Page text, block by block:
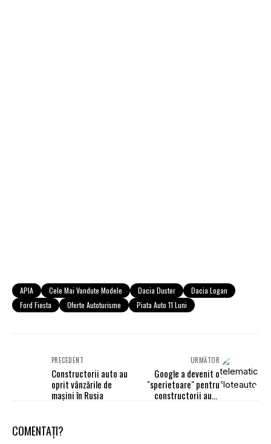
APIA Cele Mai Vandute Modele Dacia Duster
Dacia Logan
Ford Fiesta
Oferte Autoturisme Piata Auto 11 Luni
PRECEDENT
Constructorii auto au
oprit vânzările de
maşini în Rusia
URMĂTOR
Google a devenit o
"sperietoare" pentru
constructorii auto
COMENTAȚI?